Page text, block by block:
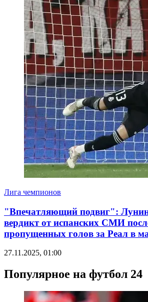
Лига чемпионов
"Впечатляющий подвиг":
вердикт от испанских СМИ
пропущенных голов за Реал в
27.11.2025, 01:00
Популярное на футбол 24